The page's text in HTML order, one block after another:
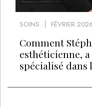
SOINS FÉVRIER 2026
Comment
esthéticienne,
spécialisé dans